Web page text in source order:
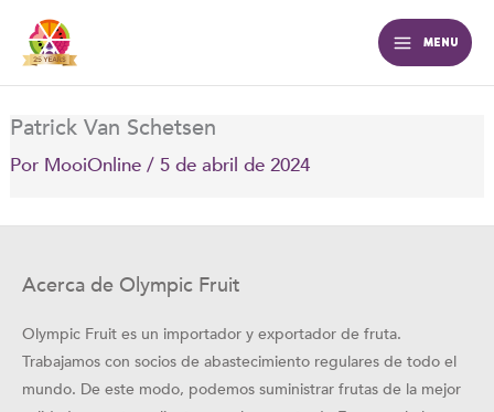
contenido
MENU
Patrick Van Schetsen
Por MooiOnline/5 de abril de 2024
Acerca de Olympic Fruit
Olympic Fruit es un importador y exportador de fruta.
Trabajamos con socios de abastecimiento regulares de todo el
mundo. De este modo, podemos suministrar frutas de la mejor